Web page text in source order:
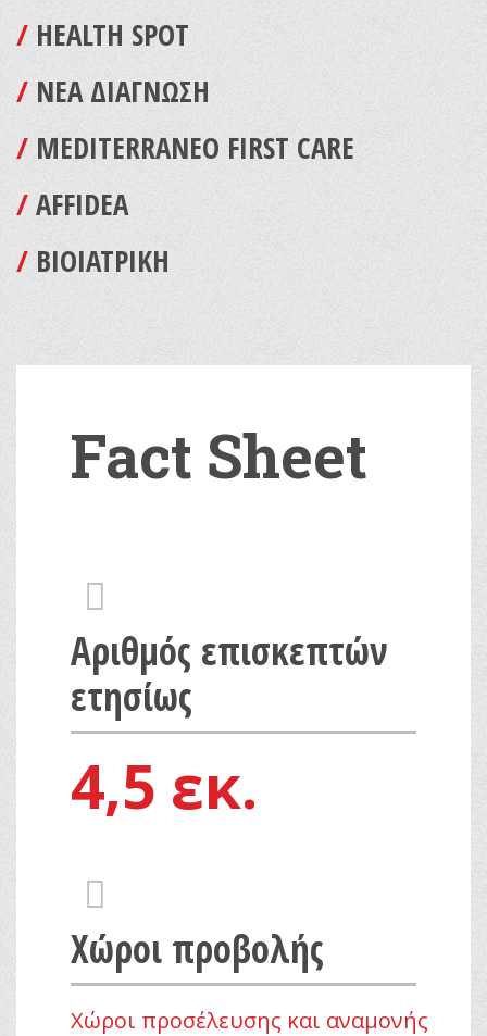
/ HEALTH SPOT
/ ΝΕΑ ΔΙΑΓΝΩΣΗ
/MEDITERRANEO FIRST CARE
/AFFIDEA
/ΒΙΟΙΑΤΡΙΚΗ
Fact Sheet
users
Αριθμός επισκεπτών
ετησίως
4,5 εκ.
crosshairs
Χώροι προβολής
Χώροι προσέλευσης και αναμονής